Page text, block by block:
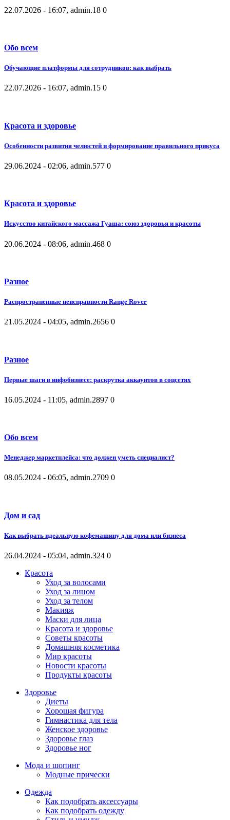
22.07.2026 - 16:07, admin.18 0
Обо всем
Обучающие платформы для сотрудников: как выбрать
22.07.2026 - 16:07, admin.15 0
Красота и здоровье
Особенности развития челюстей и формирование правильного прикуса
29.06.2024 - 02:06, admin.577 0
Красота и здоровье
Искусство китайского массажа Гуаша: союз здоровья и красоты
20.06.2024 - 08:06, admin.468 0
Разное
Распространенные неисправности Range Rover
21.05.2024 - 04:05, admin.2656 0
Разное
Первые шаги в инфобизнесе: раскрутка аккаунтов в соцсетях
16.05.2024 - 11:05, admin.2897 0
Обо всем
Менеджер маркетплейса: что должен уметь специалист?
08.05.2024 - 06:05, admin.2709 0
Дом и сад
Как выбрать идеальную кофемашину для дома или бизнеса
26.04.2024 - 05:04, admin.324 0
Красота
Уход за волосами
Уход за лицом
Уход за телом
Макияж
Маски для лица
Красота и здоровье
Советы красоты
Домашняя косметика
Мир красоты
Новости красоты
Продукты красоты
Здоровье
Диеты
Хорошая фигура
Гимнастика для тела
Женское здоровье
Здоровье глаз
Здоровье ног
Мода и шопинг
Модные прически
Одежда
Как подобрать аксессуары
Как подобрать одежду